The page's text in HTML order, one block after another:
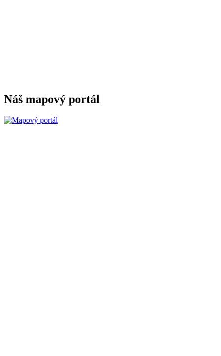
Náš mapový portál